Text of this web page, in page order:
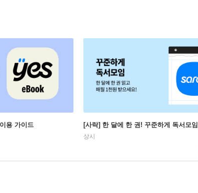
용 가이드 [사락] 한 달에 한 권! 꾸준하게 독서모임
상시